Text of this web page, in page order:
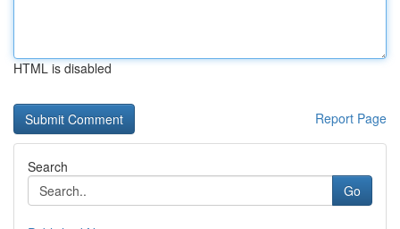
HTML is disabled
Report Page
Search
Go